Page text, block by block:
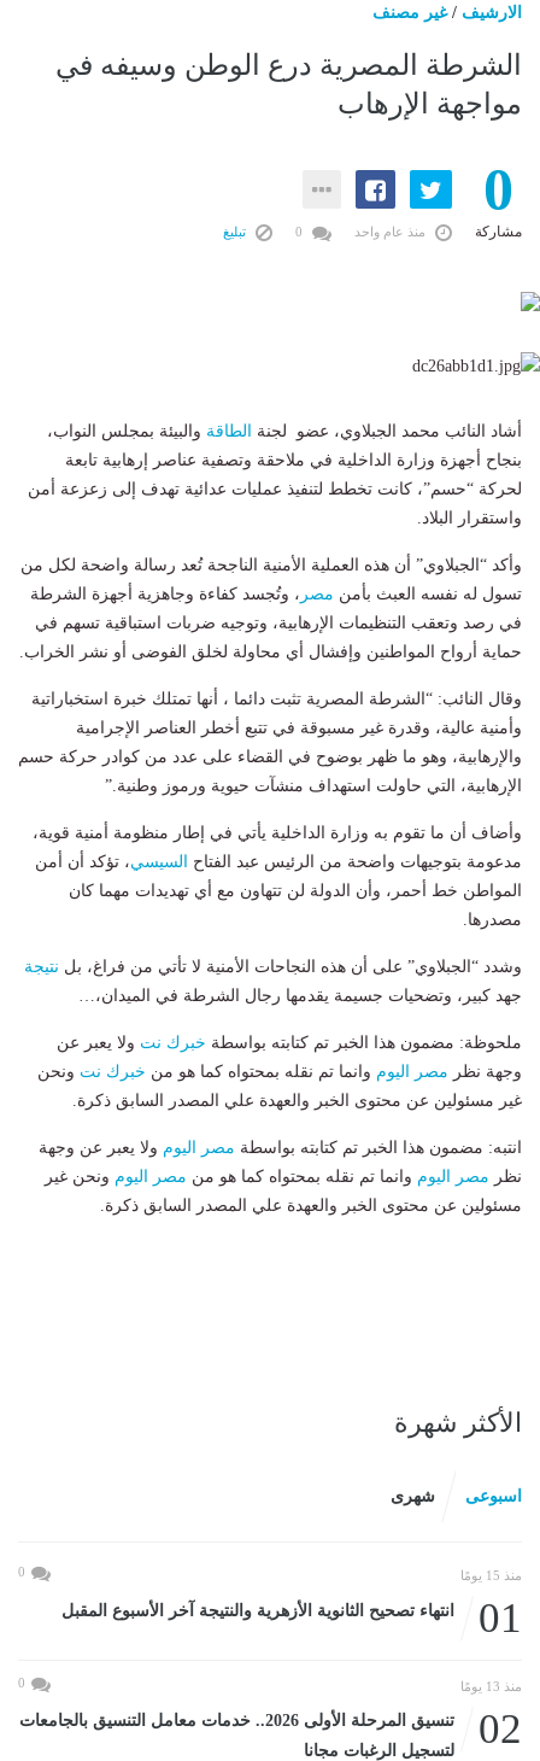
الارشيف /غير مصنف
الشرطة المصرية درع الوطن وسيفه في
مواجهة الإرهاب
0
مشاركة منذ عام واحد تبليغ
أشاد النائب محمد الجبلاوي، عضو لجنة الطاقة والبيئة بمجلس النواب،
بنجاح أجهزة وزارة الداخلية في ملاحقة وتصفية عناصر إرهابية تابعة
لحركة “حسم”، كانت تخطط لتنفيذ عمليات عدائية تهدف إلى زعزعة أمن
واستقرار البلاد.
وأكد “الجبلاوي” أن هذه العملية الأمنية الناجحة تُعد رسالة واضحة لكل من
تسول له نفسه العبث بأمن مصر ، وتُجسد كفاءة وجاهزية أجهزة الشرطة
في رصد وتعقب التنظيمات الإرهابية، وتوجيه ضربات استباقية تسهم في
حماية أرواح المواطنين وإفشال أي محاولة لخلق الفوضى أو نشر الخراب.
وقال النائب: “الشرطة المصرية تثبت دائما ، أنها تمتلك خبرة استخباراتية
وأمنية عالية، وقدرة غير مسبوقة في تتبع أخطر العناصر الإجرامية
والإرهابية، وهو ما ظهر بوضوح في القضاء على عدد من كوادر حركة حسم
الإرهابية، التي حاولت استهداف منشآت حيوية ورموز وطنية.”
وأضاف أن ما تقوم به وزارة الداخلية يأتي في إطار منظومة أمنية قوية،
مدعومة بتوجيهات واضحة من الرئيس عبد الفتاح السيسي، تؤكد أن أمن
المواطن خط أحمر، وأن الدولة لن تتهاون مع أي تهديدات مهما كان
مصدرها.
وشدد “الجبلاوي” على أن هذه النجاحات الأمنية لا تأتي من فراغ، بل نتيجة
جهد كبير، وتضحيات جسيمة يقدمها رجال الشرطة في الميدان،…
ملحوظة: مضمون هذا الخبر تم كتابته بواسطة خبرك نت ولا يعبر عن
وجهة نظر مصر اليوم وانما تم نقله بمحتواه كما هو من خبرك نت ونحن
غير مسئولين عن محتوى الخبر والعهدة علي المصدر السابق ذكرة.
انتبه: مضمون هذا الخبر تم كتابته بواسطة مصر اليوم ولا يعبر عن وجهة
نظر مصر اليوم وانما تم نقله بمحتواه كما هو من مصر اليوم ونحن غير
مسئولين عن محتوى الخبر والعهدة علي المصدر السابق ذكرة.
الأكثر شهرة
اسبوعى شهرى
منذ 15 يومًا 0
01 انتهاء تصحيح الثانوية الأزهرية والنتيجة آخر الأسبوع المقبل
منذ 13 يومًا 0
02
تنسيق المرحلة الأولى 2026.. خدمات معامل التنسيق بالجامعات
لتسجيل الرغبات مجانا